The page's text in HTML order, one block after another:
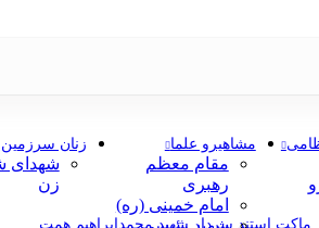
مشاهیرو علما
مقام معظم
رهبری
امام خمینی (ره)
زنان
شهدای
زن
ماکت استند سردار شهید محمدابراهیم همت